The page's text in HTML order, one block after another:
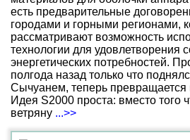
есть предварительные
городами и горными регионами,
рассматривают возможность
технологии для удовлетворения
энергетических потребностей.
полгода назад только что
Сычуанем, теперь превращается
Идея S2000 проста: вместо того
ветряну ...>>